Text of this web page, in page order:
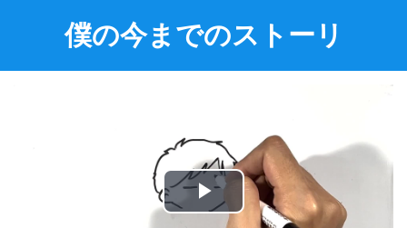
僕の今までのストーリ
Play